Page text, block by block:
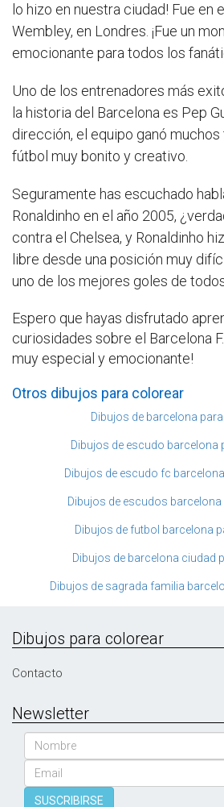
lo hizo en nuestra ciudad! Fue en
Wembley, en Londres. ¡Fue un
emocionante para todos los
Uno de los entrenadores más
la historia del Barcelona es Pep
dirección, el equipo ganó muchos
fútbol muy bonito y creativo.
Seguramente has escuchado
Ronaldinho en el año 2005,
contra el Chelsea, y Ronaldinho
libre desde una posición muy
uno de los mejores goles de
Espero que hayas disfrutado
curiosidades sobre el Barcelona
muy especial y emocionante!
Otros dibujos para colorear
Dibujos de barcelona
Dibujos de escudo barcelona
Dibujos de escudo fc
Dibujos de escudos
Dibujos de futbol barcelona
Dibujos de barcelona ciudad
Dibujos de sagrada familia
Dibujos para colorear
Contacto
Newsletter
Nombre
Email
SUSCRIBIRSE